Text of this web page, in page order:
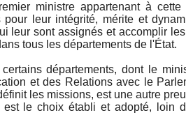
ministre appartenant à
pour leur intégrité, mérite et
leur sont assignés et accomplir
tous les départements de l'État.
départements, dont le
et des Relations avec le
les missions, est une autre
est le choix établi et adopté, loin